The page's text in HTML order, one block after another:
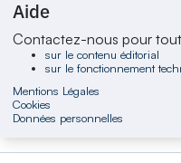
Aide
Contactez-nous pour
sur le contenu éditorial
sur le fonctionnement
Mentions Légales
Cookies
Données personnelles